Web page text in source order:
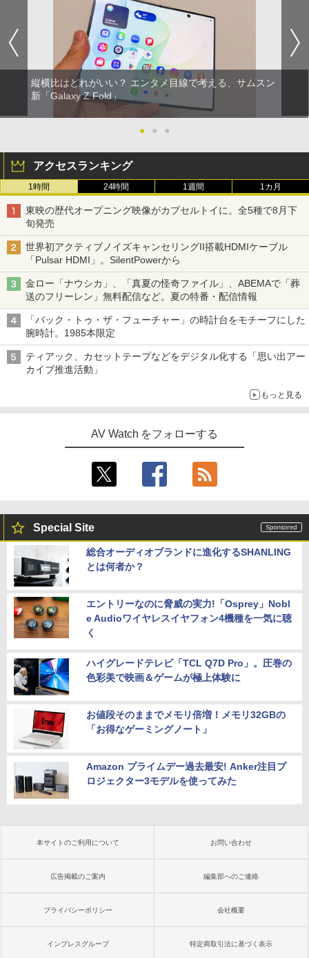
縦横比はどれがいい？ エンタメ目線で考える、サムスン
新「Galaxy Z Fold」
● ● ●
アクセスランキング
1時間 24時間 1週間 1カ月
東映の歴代オープニング映像がカプセルトイに。全5種で8月下
旬発売
世界初アクティブノイズキャンセリングII搭載HDMIケーブル
「Pulsar HDMI」。SilentPowerから
金ロー「ナウシカ」、「真夏の怪奇ファイル」、ABEMAで「葬
送のフリーレン」無料配信など。夏の特番・配信情報
「バック・トゥ・ザ・フューチャー」の時計台をモチーフにした
腕時計。1985本限定
ティアック、カセットテープなどをデジタル化する「思い出アー
カイブ推進活動」
もっと見る
AV Watch をフォローする
Special Site
総合オーディオブランドに進化するSHANLING
とは何者か？
エントリーなのに脅威の実力!「Osprey」Nobl
e Audioワイヤレスイヤフォン4機種を一気に聴
く
ハイグレードテレビ「TCL Q7D Pro」。圧巻の
色彩美で映画＆ゲームが極上体験に
お値段そのままでメモリ倍増！メモリ32GBの
「お得なゲーミングノート」
Amazon プライムデー過去最安! Anker注目プ
ロジェクター3モデルを使ってみた
本サイトのご利用について お問い合わせ
広告掲載のご案内 編集部へのご連絡
プライバシーポリシー 会社概要
インプレスグループ 特定商取引法に基づく表示